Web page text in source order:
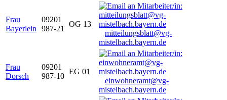
Frau
Bayerlein
09201
987-21
OG 13
mitteilungsblatt@vg-
mistelbach.bayern.de
Frau
Dorsch
09201
987-10
EG 01
einwohneramt@vg-
mistelbach.bayern.de